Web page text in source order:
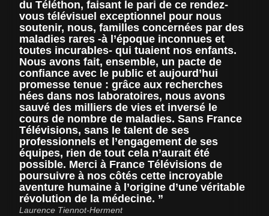
du Téléthon, faisant le pari de ce rendez-
vous télévisuel exceptionnel pour nous
soutenir, nous, familles concernées par des
maladies rares -à l’époque inconnues et
toutes incurables- qui tuaient nos enfants.
Nous avons fait, ensemble, un pacte de
confiance avec le public et aujourd’hui
promesse tenue : grâce aux recherches
nées dans nos laboratoires, nous avons
sauvé des milliers de vies et inversé le
cours de nombre de maladies. Sans France
Télévisions, sans le talent de ses
professionnels et l’engagement de ses
équipes, rien de tout cela n’aurait été
possible. Merci à France Télévisions de
poursuivre à nos côtés cette incroyable
aventure humaine à l’origine d’une véritable
révolution de la médecine.
Laurence Tiennot-Herment